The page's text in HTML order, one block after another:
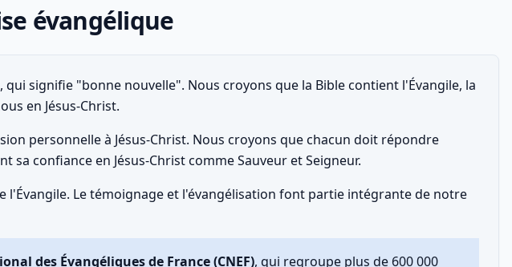
évangélique
signifie "bonne nouvelle". Nous croyons que la Bible contient l'Évangile, la
en Jésus-Christ.
personnelle à Jésus-Christ. Nous croyons que chacun doit répondre
sa confiance en Jésus-Christ comme Sauveur et Seigneur.
l'Évangile. Le témoignage et l'évangélisation font partie intégrante de notre
des Évangéliques de France (CNEF), qui regroupe plus de 600 000